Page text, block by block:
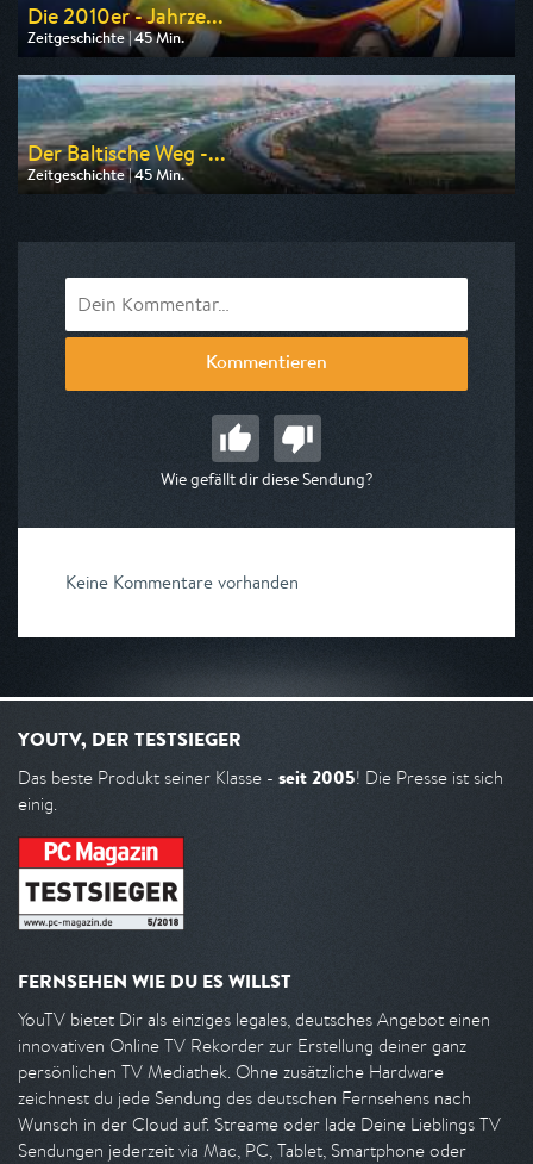
Die 2010er - Jahrze...
Zeitgeschichte | 45 Min.
Ausgestrahlt von ZDF info
am 11.08.2026, 18:45
Der Baltische Weg -...
Zeitgeschichte | 45 Min.
Ausgestrahlt von MDR
Kommentieren
Wie gefällt dir diese Sendung?
Keine Kommentare vorhanden
YOUTV, DER TESTSIEGER
Das beste Produkt seiner Klasse - seit 2005! Die Presse ist sich
einig.
FERNSEHEN WIE DU ES WILLST
YouTV bietet Dir als einziges legales, deutsches Angebot einen
innovativen Online TV Rekorder zur Erstellung deiner ganz
persönlichen TV Mediathek. Ohne zusätzliche Hardware
zeichnest du jede Sendung des deutschen Fernsehens nach
Wunsch in der Cloud auf. Streame oder lade Deine Lieblings TV
Sendungen jederzeit via Mac, PC, Tablet, Smartphone oder